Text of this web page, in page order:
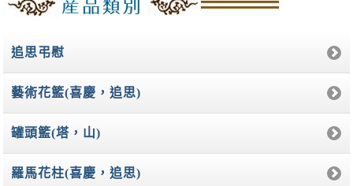
追思弔慰
藝術花籃(喜慶，追思)
罐頭籃(塔，山)
羅馬花柱(喜慶，追思)